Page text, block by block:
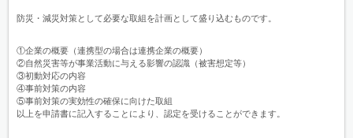
防災・減災対策として必要な取組を計画として盛り込むものです。
①企業の概要（連携型の場合は連携企業の概要）
②自然災害等が事業活動に与える影響の認識（被害想定等）
③初動対応の内容
④事前対策の内容
⑤事前対策の実効性の確保に向けた取組
以上を申請書に記入することにより、認定を受けることができます。